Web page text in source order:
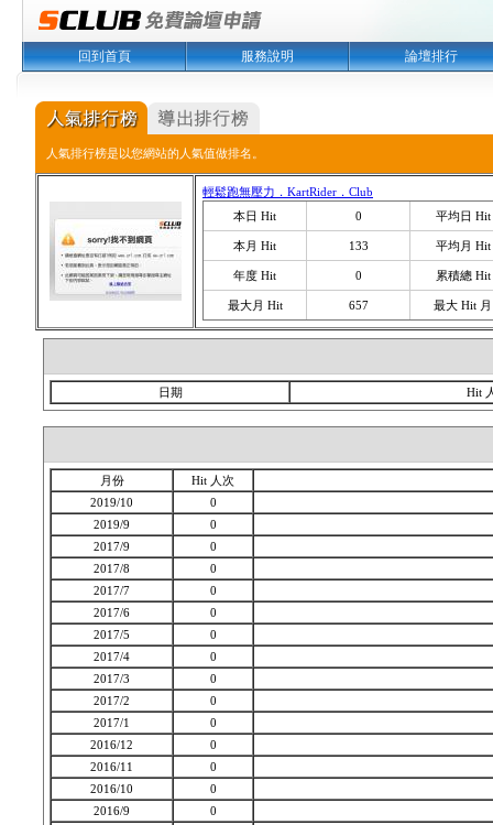
回到首頁 服務說明 論壇排行
人氣排行榜是以您網站的人氣值做排名。
輕鬆跑無壓力．KartRider．Club
本日 Hit
0 平均日 Hit
本月 Hit 133 平均月 Hit
年度 Hit 0 累積總 Hit
最大月 Hit 657 最大 Hit 月
日期 Hit
月份
Hit 人次
2019/10
0
2019/9
0
2017/9
0
2017/8
0
2017/7
0
2017/6
0
2017/5
0
2017/4
0
2017/3
0
2017/2
0
2017/1
0
2016/12
0
2016/11
0
2016/10
0
2016/9
0